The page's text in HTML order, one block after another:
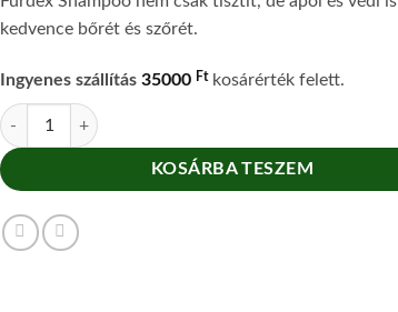
kedvence bőrét és szőrét.
Ingyenes szállítás 35000 Ftkosárérték felett.
Furdex kutyasampon érzékeny bőrre mennyiség
KOSÁRBA TESZEM